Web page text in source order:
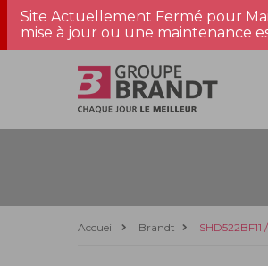
Site Actuellement Fermé pour
mise à jour ou une maintenance
Accueil Brandt SHD522BF11